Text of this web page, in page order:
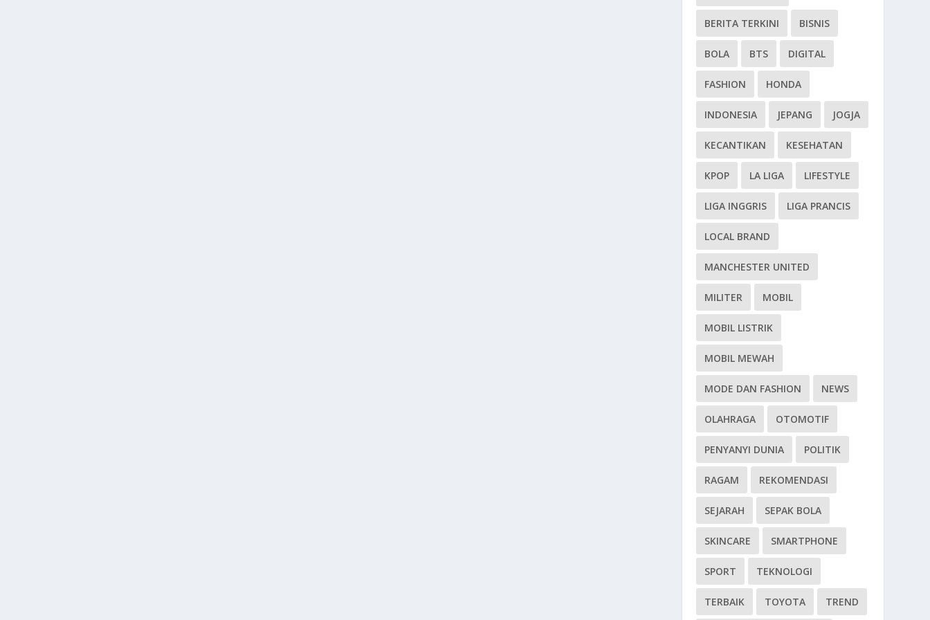
BERITA TERKINI BISNIS
BOLA BTS DIGITAL
FASHION HONDA
INDONESIA JEPANG JOGJA
KECANTIKAN KESEHATAN
KPOP LA LIGA LIFESTYLE
LIGA INGGRIS LIGA PRANCIS
LOCAL BRAND
MANCHESTER UNITED
MILITER MOBIL
MOBIL LISTRIK
MOBIL MEWAH
MODE DAN FASHION NEWS
OLAHRAGA OTOMOTIF
PENYANYI DUNIA POLITIK
RAGAM REKOMENDASI
SEJARAH SEPAK BOLA
SKINCARE SMARTPHONE
SPORT TEKNOLOGI
TERBAIK TOYOTA TREND